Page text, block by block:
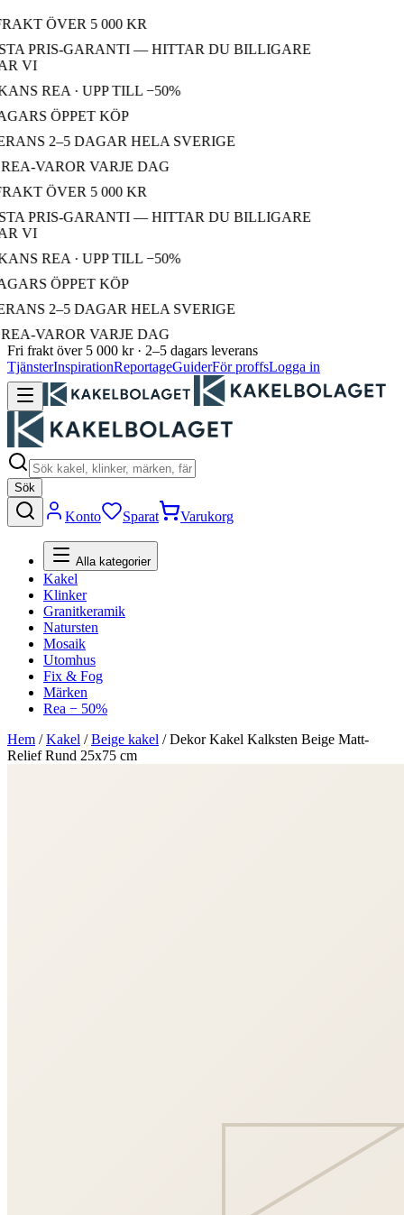
ÖVER 5 000 KR
PRIS-GARANTI — HITTAR DU BILLIGARE
VI
REA · UPP TILL −50%
ÖPPET KÖP
2–5 DAGAR HELA SVERIGE
VAROR VARJE DAG
ÖVER 5 000 KR
PRIS-GARANTI — HITTAR DU BILLIGARE
VI
REA · UPP TILL −50%
ÖPPET KÖP
2–5 DAGAR HELA SVERIGE
VAROR VARJE DAG
Fri frakt över 5 000 kr · 2–5 dagars leverans
TjänsterInspirationReportageGuiderFör proffsLogga in
Sök
Konto Sparat Varukorg
Alla kategorier
Kakel
Klinker
Granitkeramik
Natursten
Mosaik
Utomhus
Fix & Fog
Märken
Rea − 50%
Hem /Kakel /Beige kakel /Dekor Kakel Kalksten Beige Matt-
Relief Rund 25x75 cm